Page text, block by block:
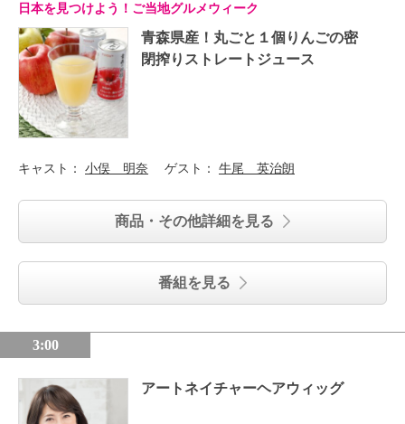
日本を見つけよう！ご当地グルメウィーク
青森県産！丸ごと１個りんごの密
閉搾りストレートジュース
キャスト： 小俣 明奈 ゲスト： 牛尾 英治朗
商品・その他詳細を見る
番組を見る
3:00
アートネイチャーヘアウィッグ